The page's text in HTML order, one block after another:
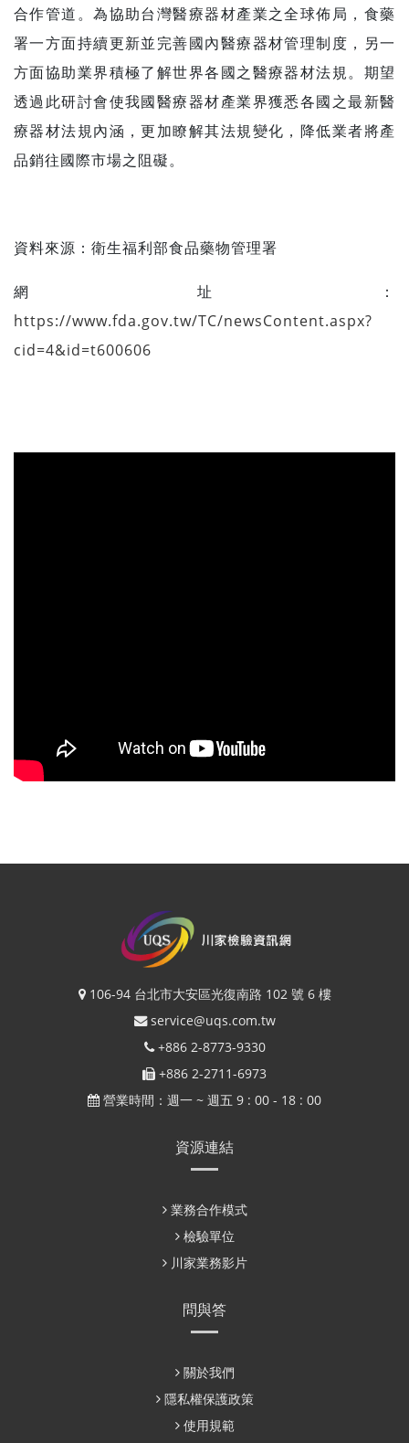
合作管道。為協助台灣醫療器材產業之全球佈局，食藥
署一方面持續更新並完善國內醫療器材管理制度，另一
方面協助業界積極了解世界各國之醫療器材法規。期望
透過此研討會使我國醫療器材產業界獲悉各國之最新醫
療器材法規內涵，更加瞭解其法規變化，降低業者將產
品銷往國際市場之阻礙。
資料來源： 衛生福利部食品藥物管理署
網址：
https://www.fda.gov.tw/TC/newsContent.aspx?
cid=4&id=t600606
106-94 台北市大安區光復南路 102 號 6 樓
service@uqs.com.tw
+886 2-8773-9330
+886 2-2711-6973
營業時間：週一 ~ 週五 9 : 00 - 18 : 00
資源連結
業務合作模式
檢驗單位
川家業務影片
問與答
關於我們
隱私權保護政策
使用規範